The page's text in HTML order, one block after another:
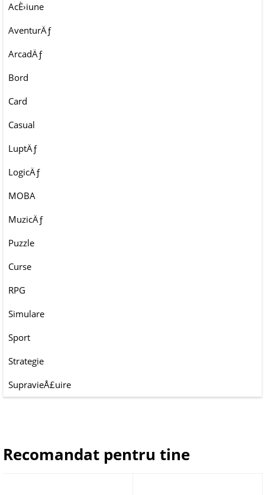
AcÈ›iune
AventurÄƒ
ArcadÄƒ
Bord
Card
Casual
LuptÄƒ
LogicÄƒ
MOBA
MuzicÄƒ
Puzzle
Curse
RPG
Simulare
Sport
Strategie
SupravieÅ£uire
Recomandat pentru tine